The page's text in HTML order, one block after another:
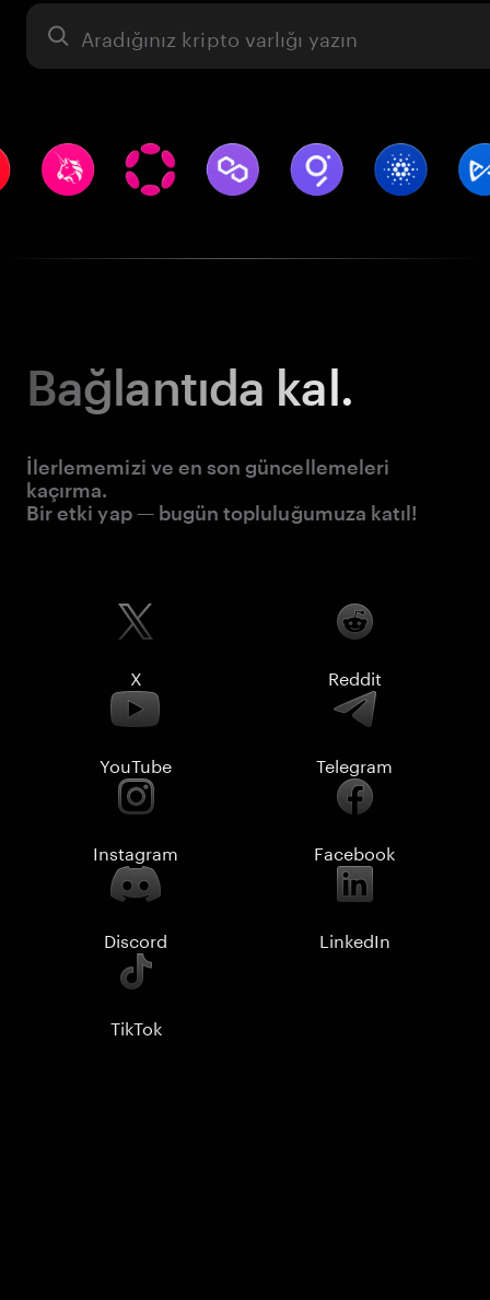
Varlık
Bağlantıda kal.
İlerlememizi ve en son güncellemeleri
kaçırma.
Bir etki yap — bugün topluluğumuza katıl!
X Reddit
YouTube Telegram
Instagram Facebook
Discord LinkedIn
TikTok